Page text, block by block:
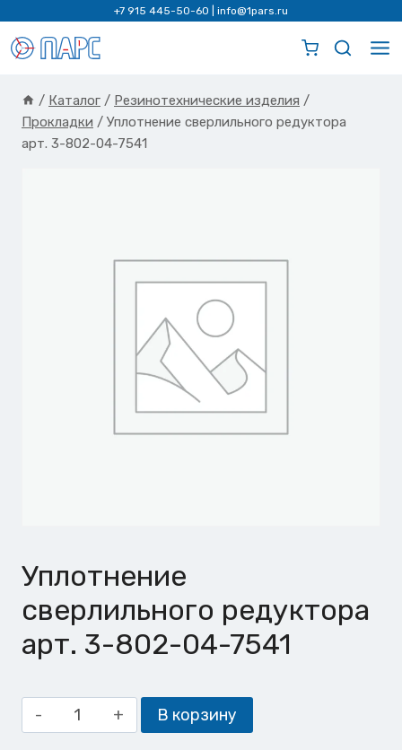
содержимому
+7 915 445-50-60 info@1pars.ru
/ Каталог / Резинотехнические изделия /
Прокладки / Уплотнение сверлильного редуктора
арт. 3-802-04-7541
Уплотнение
сверлильного редуктора
арт. 3-802-04-7541
Количество
товара
В корзину